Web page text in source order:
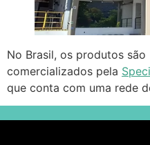
No Brasil, os produtos são
comercializados pela
que conta com uma rede